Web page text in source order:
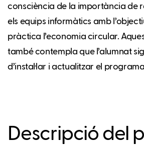
consciència de la importància de
els equips informàtics amb
pràctica l’economia circular.
també contempla que l’alumnat
d’instal·lar i actualitzar el
Descripció del